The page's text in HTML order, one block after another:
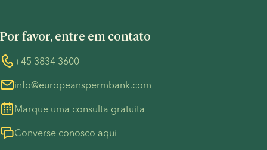
Por favor, entre em contato
+45 3834 3600
info@europeanspermbank.com
Marque uma consulta gratuita
Converse conosco aqui
COVID-19
Whistleblower